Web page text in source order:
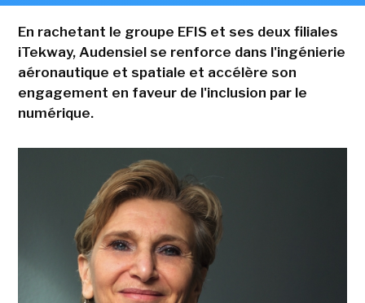
En rachetant le groupe EFIS et ses deux filiales
iTekway, Audensiel se renforce dans l'ingénierie
aéronautique et spatiale et accélère son
engagement en faveur de l'inclusion par le
numérique.